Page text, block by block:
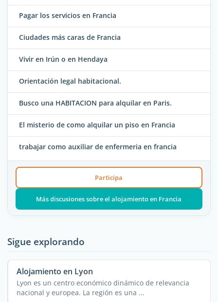
Pagar los servicios en Francia
Ciudades más caras de Francia
Vivir en Irún o en Hendaya
Orientación legal habitacional.
Busco una HABITACION para alquilar en Paris.
El misterio de como alquilar un piso en Francia
trabajar como auxiliar de enfermeria en francia
Participa
Más discusiones sobre el alojamiento en Francia
Sigue explorando
Alojamiento en Lyon
Lyon es un centro económico dinámico de relevancia
nacional y europea. La región es una ...